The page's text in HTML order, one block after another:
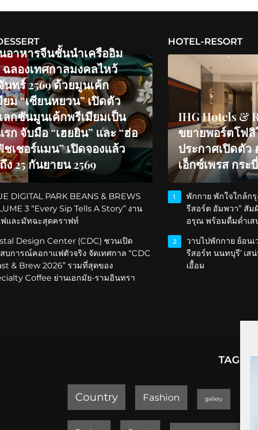
อาหารจีนชั้นนำเครืออิม
ลองเทศกาลมงคลไหว้
นทร์ 2569 ด้วยมูนเค้ก
ยม “เซียนหยวน” เปิดตัว
ลกชันมูนเค้กพรีเมียมเป็น
ก จับมือ “เฮยยิน” และ “ฮ่อ
ชเชอร์แมน” เปิดจองแล้ว
25 กันยายน 2569
DIGITAL PARK BEANS & BREWS
3 “Every Sip Tells A Story” งาน
และมัทฉะสุดคราฟท์
Design Center (CDC) ชวนเปิด
บการณ์คอกาแฟตัวจริง จัดเทศกาล “CDC
& Brew 2026” รวมที่สุดของ
Coffee ย่านเอกมัย-รามอินทรา
HOTEL-RESORT
IHG Hotels &
ขยายพอร์ตโฟลิ
ประกาศเปิดตัว
เอ็กซ์เพรส กระ
1
พักกาย พักใจใกล้ก
รีสอร์ต อัมพวา” สัม
อรุณ พร้อมดื่มด่ำเ
2
วาบไปพักกาย ย้อน
รีสอร์ท นนทบุรี’ เส
เอื้อม
TAGS
Country Fashion gallery